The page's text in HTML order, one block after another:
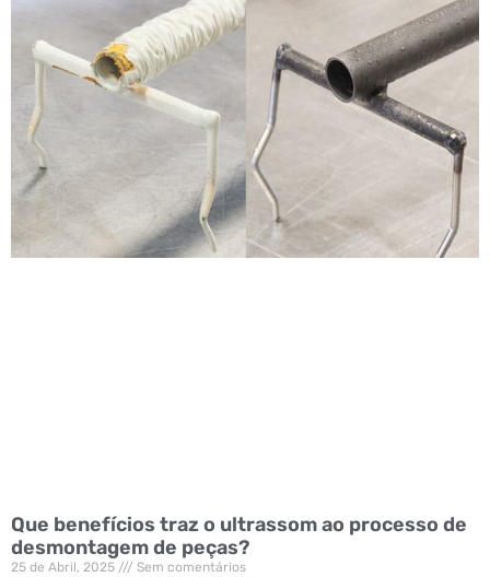
Que benefícios traz o ultrassom ao processo de
desmontagem de peças?
25 de Abril, 2025 Sem comentários